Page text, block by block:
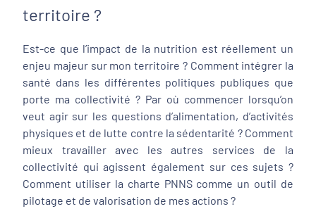
territoire ?
Est-ce que l’impact de la nutrition est réellement un
enjeu majeur sur mon territoire ? Comment intégrer la
santé dans les différentes politiques publiques que
porte ma collectivité ? Par où commencer lorsqu’on
veut agir sur les questions d’alimentation, d’activités
physiques et de lutte contre la sédentarité ? Comment
mieux travailler avec les autres services de la
collectivité qui agissent également sur ces sujets ?
Comment utiliser la charte PNNS comme un outil de
pilotage et de valorisation de mes actions ?